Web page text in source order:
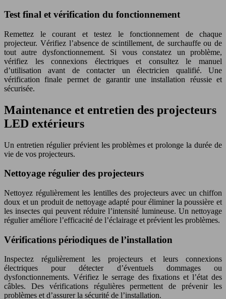
Test final et vérification du fonctionnement
Remettez le courant et testez le fonctionnement de chaque
projecteur. Vérifiez l’absence de scintillement, de surchauffe ou de
tout autre dysfonctionnement. Si vous constatez un problème,
vérifiez les connexions électriques et consultez le manuel
d’utilisation avant de contacter un électricien qualifié. Une
vérification finale permet de garantir une installation réussie et
sécurisée.
Maintenance et entretien des projecteurs
LED extérieurs
Un entretien régulier prévient les problèmes et prolonge la durée de
vie de vos projecteurs.
Nettoyage régulier des projecteurs
Nettoyez régulièrement les lentilles des projecteurs avec un chiffon
doux et un produit de nettoyage adapté pour éliminer la poussière et
les insectes qui peuvent réduire l’intensité lumineuse. Un nettoyage
régulier améliore l’efficacité de l’éclairage et prévient les problèmes.
Vérifications périodiques de l’installation
Inspectez régulièrement les projecteurs et leurs connexions
électriques pour détecter d’éventuels dommages ou
dysfonctionnements. Vérifiez le serrage des fixations et l’état des
câbles. Des vérifications régulières permettent de prévenir les
problèmes et d’assurer la sécurité de l’installation.